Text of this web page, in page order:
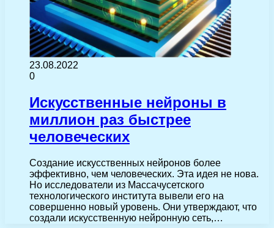
23.08.2022
0
Искусственные нейроны в
миллион раз быстрее
человеческих
Создание искусственных нейронов более
эффективно, чем человеческих. Эта идея не нова.
Но исследователи из Массачусетского
технологического института вывели его на
совершенно новый уровень. Они утверждают, что
создали искусственную нейронную сеть,…